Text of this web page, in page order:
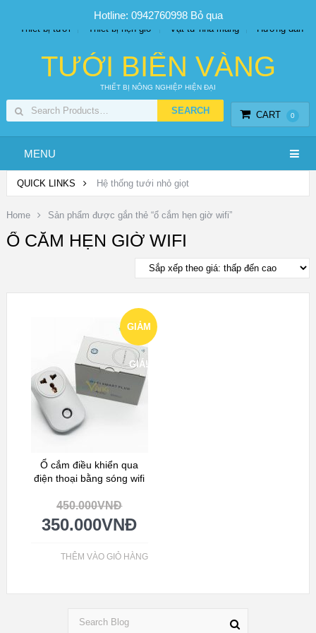
SP PHUN SƯƠNG GIÁ TỐT Bộ KIT tưới
Thiết bị tưới
Thiết bị hẹn giờ Vật tư nhà màng Hướng dẫn
TƯỚI BIỂN VÀNG
THIẾT BỊ NÔNG NGHIỆP HIỆN ĐẠI
CART 0
MENU
QUICK LINKS Hệ thống tưới nhỏ giọt
Home Sản phẩm được gắn thẻ “ổ cắm hẹn giờ wifi”
Ổ CẮM HẸN GIỜ WIFI
GIẢM
GIÁ!
Ổ cắm điều khiển qua
điện thoại bằng sóng wifi
450.000VNĐ
350.000VNĐ
THÊM VÀO GIỎ HÀNG
Hotline: 0942760998 Bỏ qua